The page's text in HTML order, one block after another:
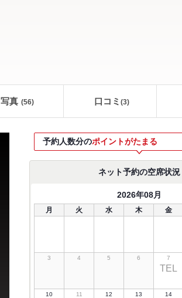
写真 (56) 口コミ (3)
予約人数分のポイントがたまる
ネット予約の空席状況
2026年08月
月 火 水 木 金
3 4 5 6 7
TEL
10 11 12 13 14